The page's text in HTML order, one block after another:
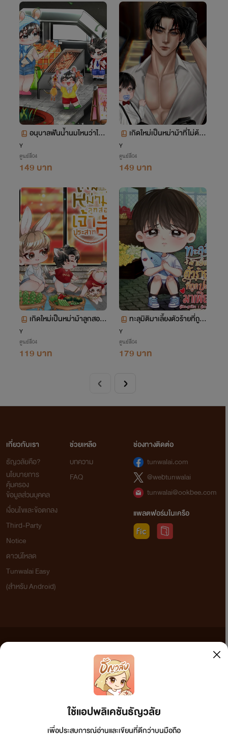
อนุบาลฟันน้ำนมไหนว่าไม่รั
Y
ศูนย์สี่04
149 บาท
เกิดใหม่เป็นหม่าม้าที่ไม่ต้อง
megaverse)
Y
ศูนย์สี่04
149 บาท
เกิดใหม่เป็นหม่าม้าลูกสองข
erse-
Y
ศูนย์สี่04
119 บาท
ทะลุมิติมาเลี้ยงตัวร้ายที่ถูก
gaverse)
Y
ศูนย์สี่04
179 บาท
ใช้แอปพลิเคชันธัญวลัย
เพื่อประสบการณ์อ่านและเขียนที่ดีกว่าบนมือถือ
เกี่ยวกับเรา
ธัญวลัยคือ?
นโยบายการ
คุ้มครอง
ข้อมูลส่วนบุคคล
เงื่อนไขและข้อตกลง
Third-Party
Notice
ดาวน์โหลด
Tunwalai Easy
(สำหรับ Android)
ช่วยเหลือ
บทความ
FAQ
ช่องทางติดต่อ
tunwalai.com
@webtunwalai
tunwalai@ookbee.com
แพลตฟอร์มในเครือ
เว็บไซต์แห่งนี้ไม่ได้เห็นด้วยและไม่ขอรับผิดชอบต่อข้อความใดๆ ทั้งสิ้น ดังนั้นผู้อ่านทุกท่านโปรดใช้
วิจารณญาณในการกลั่นกรองด้วยตนเอง และหากท่านพบข้อความใดๆ ที่ขัดต่อกฎหมายและศีลธรรม
กรุณาแจ้งมาที่ tunwalai@ookbee.com เพื่อทีมงานจะได้ดำเนินการในทันที ทั้งนี้ ทางเว็บไซต์ขอสงวน
ลิขสิทธิ์ตามพระราชบัญญัติลิขสิทธิ์ (ฉบับเพิ่มเติม) พ.ศ.2558